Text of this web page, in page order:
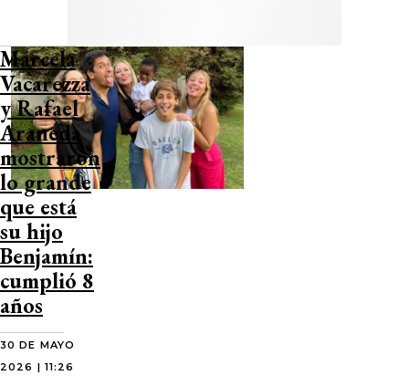
Marcela
Vacarezza
y Rafael
Araneda
mostraron
lo grande
que está
su hijo
Benjamín:
cumplió 8
años
30 DE MAYO
2026 | 11:26